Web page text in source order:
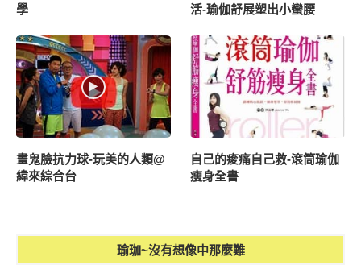
學
活-瑜伽舒展塑出小蠻腰
畫鬼臉抗力球-玩美的人類@
緯來綜合台
自己的痠痛自己救-滾筒瑜伽
瘦身全書
瑜珈~沒有想像中那麼難